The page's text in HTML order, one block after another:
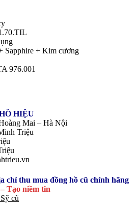
Sapphire + Kim cương
976.001
HIỆU
Mai – Hà Nội
Triệu
chỉ thu mua đồng hồ cũ chính hãng
Tạo niềm tin
cũ